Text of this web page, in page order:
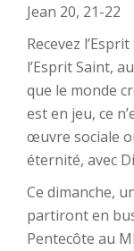
Jean 20, 21-22
Recevez
l’Esprit Saint,
que le monde
est en jeu, ce
œuvre sociale
éternité, avec
Ce dimanche,
partiront en
Pentecôte au